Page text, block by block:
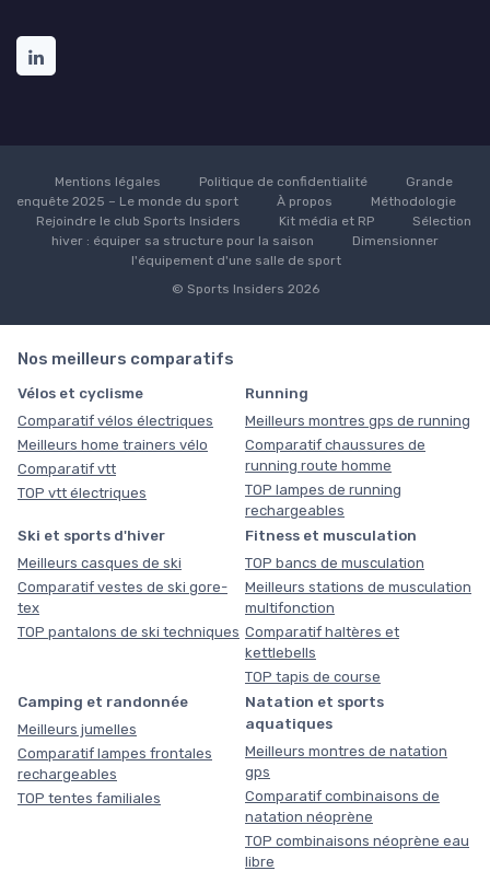
Mentions légales Politique de confidentialité
Grande
enquête 2025 – Le monde du sport
À propos
Méthodologie
Rejoindre le club Sports Insiders
Kit média et RP
Sélection
hiver : équiper sa structure pour la saison
Dimensionner
l'équipement d'une salle de sport
© Sports Insiders 2026
Nos meilleurs comparatifs
Vélos et cyclisme
Comparatif vélos électriques
Meilleurs home trainers vélo
Comparatif vtt
TOP vtt électriques
Running
Meilleurs montres gps de running
Comparatif chaussures de
running route homme
TOP lampes de running
rechargeables
Ski et sports d'hiver
Meilleurs casques de ski
Comparatif vestes de ski gore-
tex
TOP pantalons de ski techniques
Fitness et musculation
TOP bancs de musculation
Meilleurs stations de musculation
multifonction
Comparatif haltères et
kettlebells
TOP tapis de course
Camping et randonnée
Meilleurs jumelles
Comparatif lampes frontales
rechargeables
TOP tentes familiales
Natation et sports
aquatiques
Meilleurs montres de natation
gps
Comparatif combinaisons de
natation néoprène
TOP combinaisons néoprène eau
libre